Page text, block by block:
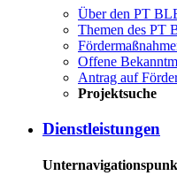
Über den PT
The­men des PT
Of­fe­ne
An­trag auf
Pro­jekt­su­che
Dienst­leis­tun­gen